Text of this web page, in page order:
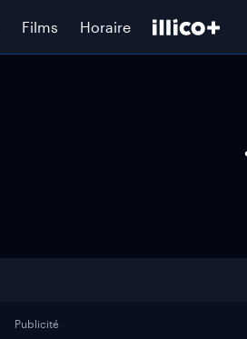
Films Horaire
Publicité